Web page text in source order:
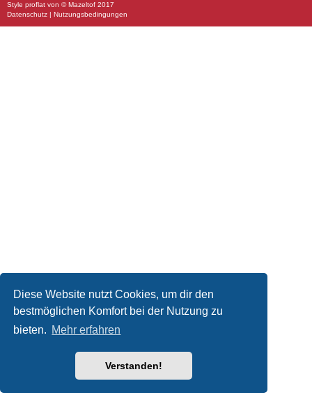
Diese Website nutzt Cookies, um dir den
bestmöglichen Komfort bei der Nutzung zu
bieten. Mehr erfahren
Verstanden!
Style proflat von ©Mazeltof 2017
Datenschutz | Nutzungsbedingungen